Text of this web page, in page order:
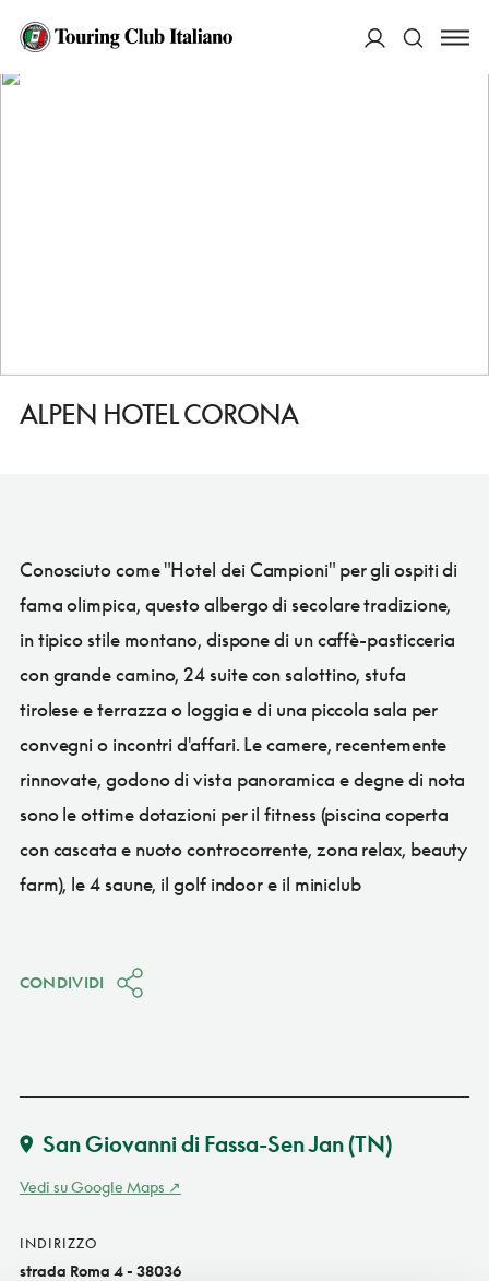
HOME
ALPEN HOTEL CORONA
ALPEN HOTEL CORONA
Conosciuto come "Hotel dei Campioni" per gli ospiti di
fama olimpica, questo albergo di secolare tradizione,
in tipico stile montano, dispone di un caffè-pasticceria
con grande camino, 24 suite con salottino, stufa
tirolese e terrazza o loggia e di una piccola sala per
convegni o incontri d'affari. Le camere, recentemente
rinnovate, godono di vista panoramica e degne di nota
sono le ottime dotazioni per il fitness (piscina coperta
con cascata e nuoto controcorrente, zona relax, beauty
farm), le 4 saune, il golf indoor e il miniclub
CONDIVIDI
San Giovanni di Fassa-Sen Jan(TN)
Vedi su Google Maps
INDIRIZZO
strada Roma 4 - 38036